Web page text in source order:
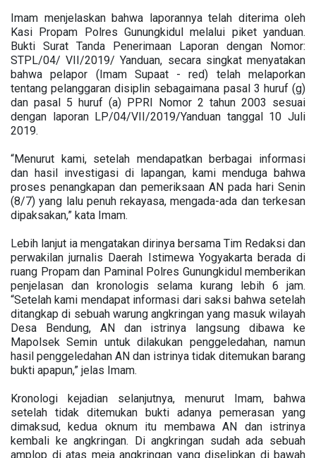
Imam menjelaskan bahwa laporannya telah diterima oleh
Kasi Propam Polres Gunungkidul melalui piket yanduan.
Bukti Surat Tanda Penerimaan Laporan dengan Nomor:
STPL/04/ VII/2019/ Yanduan, secara singkat menyatakan
bahwa pelapor (Imam Supaat - red) telah melaporkan
tentang pelanggaran disiplin sebagaimana pasal 3 huruf (g)
dan pasal 5 huruf (a) PPRI Nomor 2 tahun 2003 sesuai
dengan laporan LP/04/VII/2019/Yanduan tanggal 10 Juli
2019.
“Menurut kami, setelah mendapatkan berbagai informasi
dan hasil investigasi di lapangan, kami menduga bahwa
proses penangkapan dan pemeriksaan AN pada hari Senin
(8/7) yang lalu penuh rekayasa, mengada-ada dan terkesan
dipaksakan,” kata Imam.
Lebih lanjut ia mengatakan dirinya bersama Tim Redaksi dan
perwakilan jurnalis Daerah Istimewa Yogyakarta berada di
ruang Propam dan Paminal Polres Gunungkidul memberikan
penjelasan dan kronologis selama kurang lebih 6 jam.
“Setelah kami mendapat informasi dari saksi bahwa setelah
ditangkap di sebuah warung angkringan yang masuk wilayah
Desa Bendung, AN dan istrinya langsung dibawa ke
Mapolsek Semin untuk dilakukan penggeledahan, namun
hasil penggeledahan AN dan istrinya tidak ditemukan barang
bukti apapun,” jelas Imam.
Kronologi kejadian selanjutnya, menurut Imam, bahwa
setelah tidak ditemukan bukti adanya pemerasan yang
dimaksud, kedua oknum itu membawa AN dan istrinya
kembali ke angkringan. Di angkringan sudah ada sebuah
amplop di atas meja angkringan yang diselipkan di bawah